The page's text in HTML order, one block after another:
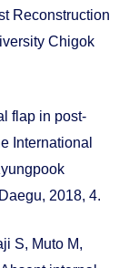
Reconstruction
Chigok
flap in post-
International
2018, 4.
S, Muto M,